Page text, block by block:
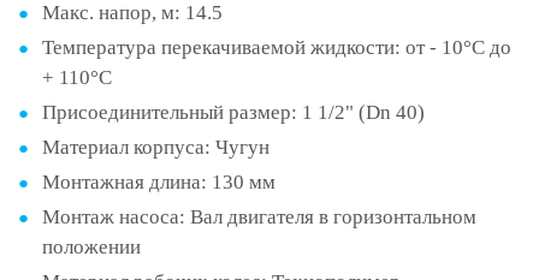
Макс. напор, м: 14.5
Температура перекачиваемой жидкости: от - 10°С до
+ 110°С
Присоединительный размер: 1 1/2" (Dn 40)
Материал корпуса: Чугун
Монтажная длина: 130 мм
Монтаж насоса: Вал двигателя в горизонтальном
положении